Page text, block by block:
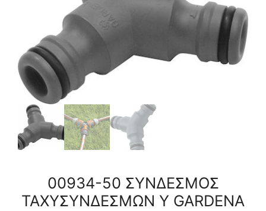
00934-50 ΣΥΝΔΕΣΜΟΣ
ΤΑΧΥΣΥΝΔΕΣΜΩΝ Υ GARDENA